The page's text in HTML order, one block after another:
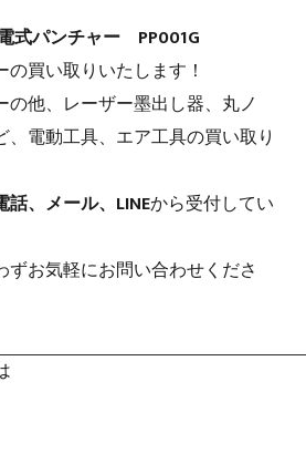
式パンチャー PP001G
買い取りいたします！
他、レーザー墨出し器、丸ノ
、電動工具、エア工具の買い取り
話、メール、LINEから受付してい
ずお気軽にお問い合わせくださ